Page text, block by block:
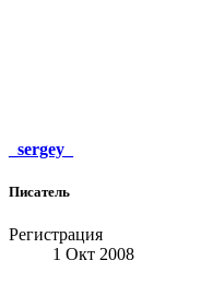
_sergey_
Писатель
Регистрация
1 Окт 2008